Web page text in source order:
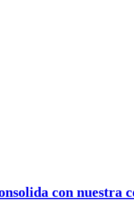
con nuestra